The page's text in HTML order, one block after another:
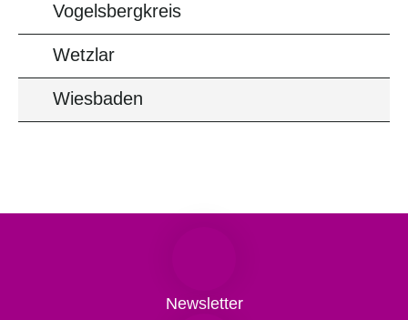
Vogelsbergkreis
Wetzlar
Wiesbaden
Newsletter